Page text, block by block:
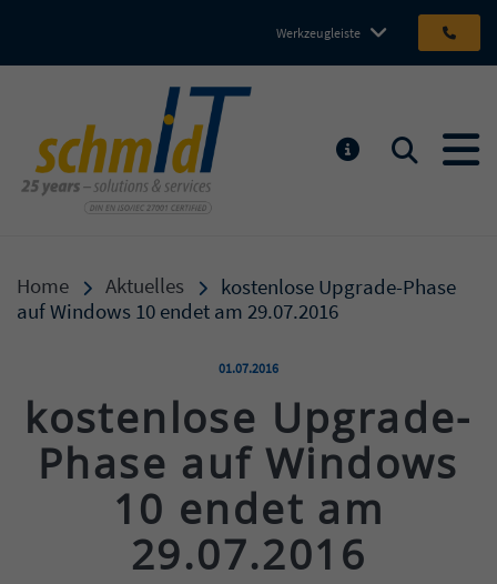
Werkzeugleiste
MELDUNGEN
Suchen
Home Aktuelles
kostenlose Upgrade-Phase
auf Windows 10 endet am 29.07.2016
Veröffentlicht am:
01.07.2016
kostenlose Upgrade-
Phase auf Windows
10 endet am
29.07.2016